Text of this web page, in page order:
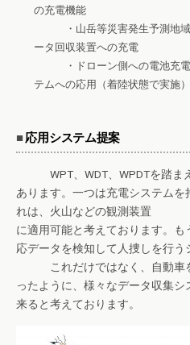
の充電機能
・山岳等災害発生予測地域
ータ回収装置への充電
・ドローン側への電池充電
テムへの応用（着陸状態で実施）
■応用システム提案
WPT、WDT、WPDTを踏ま
あります。一つは充電システムを
れは、火山などの観測装置
に適用可能と考えております。
応データを検知して人捜しを行う
これだけではなく、自動車を
ったように、様々なデータ収集
来ると考えております。